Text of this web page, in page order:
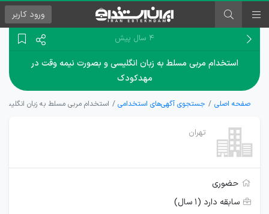
ورود کاربر
۴ سال پیش
استخدام مربی مسلط به زبان انگلیسی و بصورت نیمه وقت در
مهدکودک
صفحه اصلی جستجوی آگهی‌های استخدامی استخدام مربی مسلط به زبان
تهران
حضوری
سابقه دارد (۱ سال)